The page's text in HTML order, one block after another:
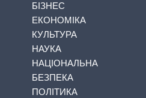
БІЗНЕС
ЕКОНОМІКА
КУЛЬТУРА
НАУКА
НАЦІОНАЛЬНА
БЕЗПЕКА
ПОЛІТИКА